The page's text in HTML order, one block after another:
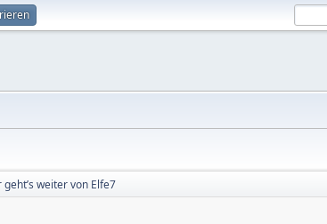
geht’s weiter von Elfe7